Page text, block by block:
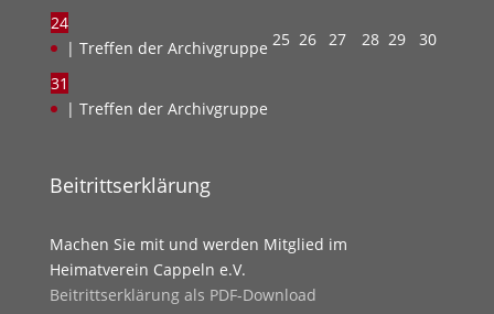
24
| Treffen der Archivgruppe 25 26 27 28 29 30
31
| Treffen der Archivgruppe
Beitrittserklärung
Machen Sie mit und werden Mitglied im
Heimatverein Cappeln e.V.
Beitrittserklärung als PDF-Download